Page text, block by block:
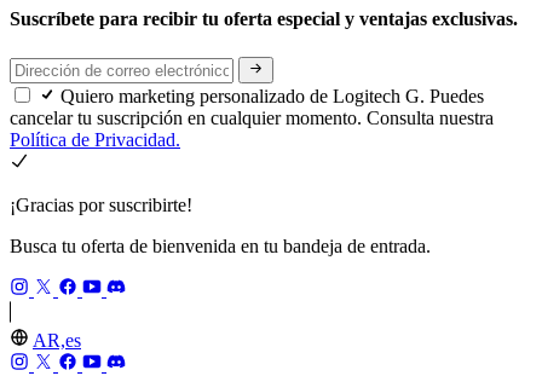
Suscríbete para recibir tu oferta especial y ventajas exclusivas.
Quiero marketing personalizado de Logitech G. Puedes
cancelar tu suscripción en cualquier momento. Consulta nuestra
Política de Privacidad.
¡Gracias por suscribirte!
Busca tu oferta de bienvenida en tu bandeja de entrada.
AR,es